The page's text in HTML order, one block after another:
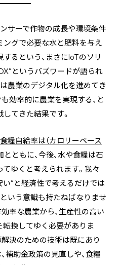
サーで作物の成長や環境条件
グで必要な水と肥料を与え
るという、まさにIoTのソリ
というバズワードが語られ
農業のデジタル化を進めてき
効率的に農業を実現する、と
てきた結果です。
糧自給率は（カロリーベース
ともに、今後、水や食糧は石
ゆくと考えられます。我々
い”と経済性で考えるだけでは
いう意識も持たねばなりませ
率な農業から、生産性の高い
換してゆく必要がありま
決のための技術は既にあり
補助金政策の見直しや、食糧